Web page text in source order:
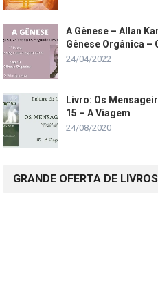
A Gênese – Allan
Gênese Orgânica –
24/04/2022
Livro: Os
15 – A Viagem
24/08/2020
GRANDE OFERTA DE LIVROS